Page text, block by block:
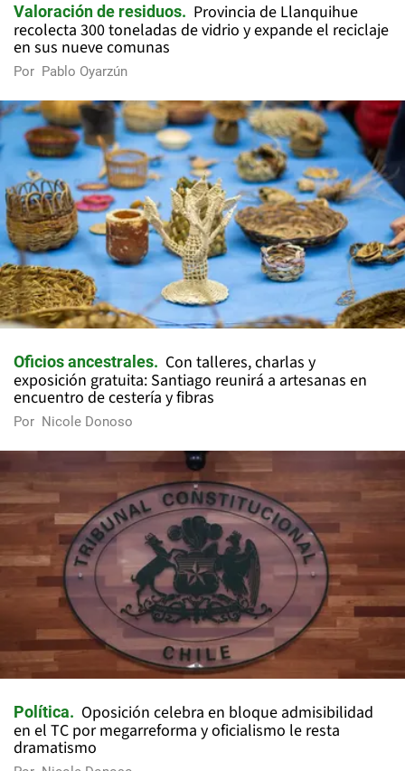
Valoración de residuos
Provincia de Llanquihue
recolecta 300 toneladas de vidrio y expande el reciclaje
en sus nueve comunas
Por Pablo Oyarzún
Oficios ancestrales
Con talleres, charlas y
exposición gratuita: Santiago reunirá a artesanas en
encuentro de cestería y fibras
Por Nicole Donoso
Política
Oposición celebra en bloque admisibilidad
en el TC por megarreforma y oficialismo le resta
dramatismo